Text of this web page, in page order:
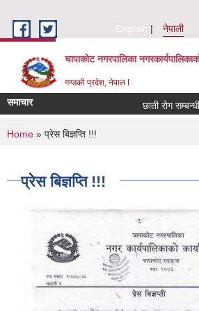
English
नेपाली
चापाकोट नगरपालिका
गण्डकी प्रदेश, नेपाल I
समाचार छाती रोग सम्बन्धी
You are here
Home » प्रेस बिज्ञप्ति !!!
प्रेस बिज्ञप्ति !!!